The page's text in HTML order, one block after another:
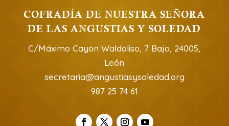
COFRADÍA DE NUESTRA SEÑORA
DE LAS ANGUSTIAS Y SOLEDAD
C/Máximo Cayon Waldaliso, 7 Bajo, 24005,
León
secretaria@angustiasysoledad.org
987 25 74 61